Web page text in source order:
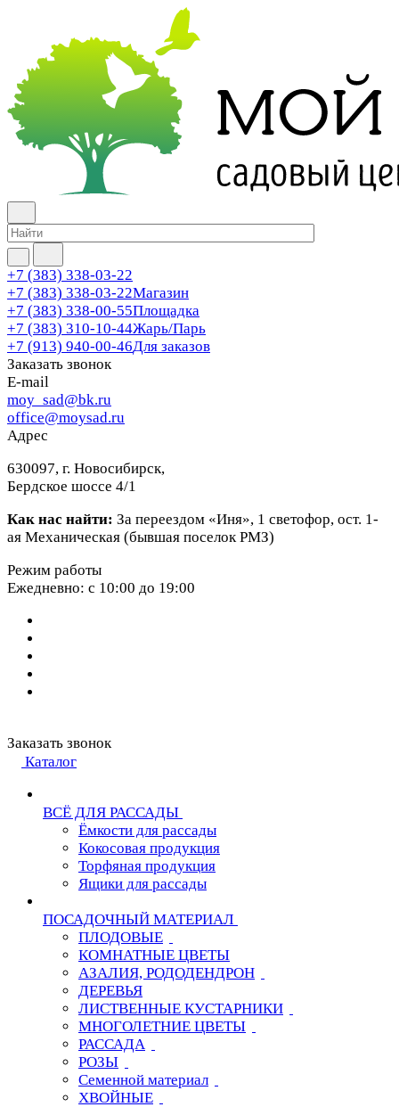
+7 (383) 338-03-22
+7 (383) 338-03-22Магазин
+7 (383) 338-00-55Площадка
+7 (383) 310-10-44Жарь/Парь
+7 (913) 940-00-46Для заказов
Заказать звонок
E-mail
moy_sad@bk.ru
office@moysad.ru
Адрес
630097, г. Новосибирск,
Бердское шоссе 4/1
Как нас найти: За переездом «Иня», 1 светофор, ост. 1-
ая Механическая (бывшая поселок РМЗ)
Режим работы
Ежедневно: с 10:00 до 19:00
Заказать звонок
Каталог
ВСЁ ДЛЯ РАССАДЫ
Ёмкости для рассады
Кокосовая продукция
Торфяная продукция
Ящики для рассады
ПОСАДОЧНЫЙ МАТЕРИАЛ
ПЛОДОВЫЕ
КОМНАТНЫЕ ЦВЕТЫ
АЗАЛИЯ, РОДОДЕНДРОН
ДЕРЕВЬЯ
ЛИСТВЕННЫЕ КУСТАРНИКИ
МНОГОЛЕТНИЕ ЦВЕТЫ
РАССАДА
РОЗЫ
Семенной материал
ХВОЙНЫЕ